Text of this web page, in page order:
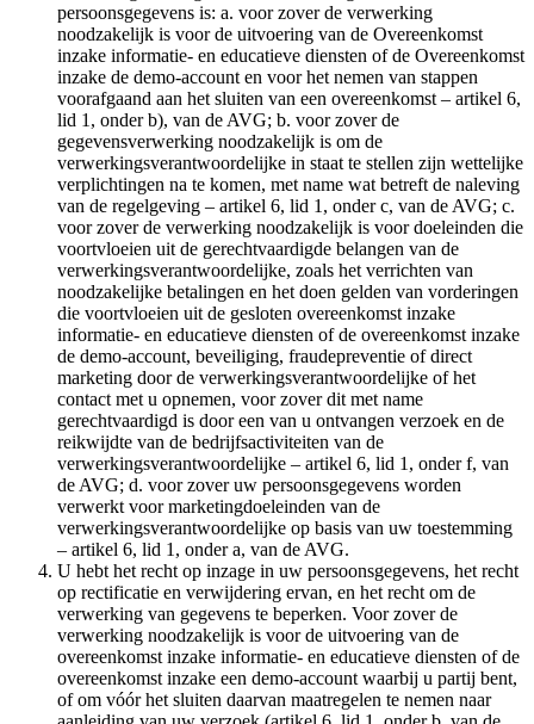
persoonsgegevens is: a. voor zover de verwerking
noodzakelijk is voor de uitvoering van de Overeenkomst
inzake informatie- en educatieve diensten of de Overeenkomst
inzake de demo-account en voor het nemen van stappen
voorafgaand aan het sluiten van een overeenkomst – artikel 6,
lid 1, onder b), van de AVG; b. voor zover de
gegevensverwerking noodzakelijk is om de
verwerkingsverantwoordelijke in staat te stellen zijn wettelijke
verplichtingen na te komen, met name wat betreft de naleving
van de regelgeving – artikel 6, lid 1, onder c, van de AVG; c.
voor zover de verwerking noodzakelijk is voor doeleinden die
voortvloeien uit de gerechtvaardigde belangen van de
verwerkingsverantwoordelijke, zoals het verrichten van
noodzakelijke betalingen en het doen gelden van vorderingen
die voortvloeien uit de gesloten overeenkomst inzake
informatie- en educatieve diensten of de overeenkomst inzake
de demo-account, beveiliging, fraudepreventie of direct
marketing door de verwerkingsverantwoordelijke of het
contact met u opnemen, voor zover dit met name
gerechtvaardigd is door een van u ontvangen verzoek en de
reikwijdte van de bedrijfsactiviteiten van de
verwerkingsverantwoordelijke – artikel 6, lid 1, onder f, van
de AVG; d. voor zover uw persoonsgegevens worden
verwerkt voor marketingdoeleinden van de
verwerkingsverantwoordelijke op basis van uw toestemming
– artikel 6, lid 1, onder a, van de AVG.
U hebt het recht op inzage in uw persoonsgegevens, het recht
op rectificatie en verwijdering ervan, en het recht om de
verwerking van gegevens te beperken. Voor zover de
verwerking noodzakelijk is voor de uitvoering van de
overeenkomst inzake informatie- en educatieve diensten of de
overeenkomst inzake een demo-account waarbij u partij bent,
of om vóór het sluiten daarvan maatregelen te nemen naar